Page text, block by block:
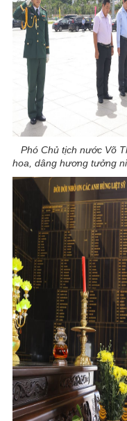
Phó Chủ tịch nước Võ
hoa, dâng hương tưởng